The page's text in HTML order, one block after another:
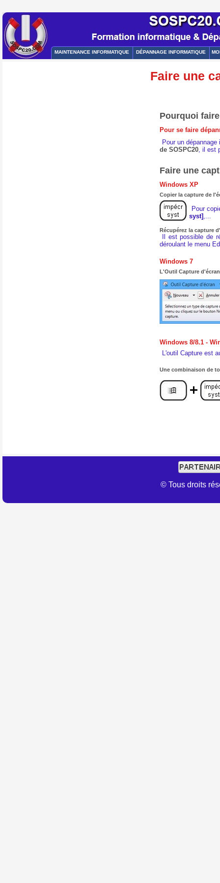
MAINTENANCE INFORMATIQUE DÉPANNAGE INFORMATIQUE
Faire une
Pourquoi
Pour se faire
Pour un
de SOSPC20, il est
Faire une
Windows XP
Copier la capture de
Pour
syst] ,...
Récupérez la capture
Il est possible de
déroulant le menu
Windows 7
L'Outil Capture d'écran
Windows 8/8.1 -
L'outil Capture est
Une combinaison de
© Tous droits